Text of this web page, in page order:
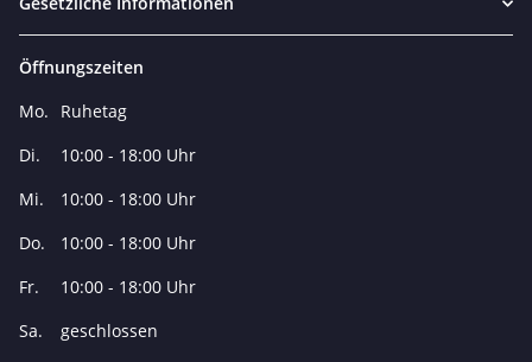
Öffnungszeiten
Mo.
Ruhetag
Di.
10:00 - 18:00 Uhr
Mi.
10:00 - 18:00 Uhr
Do.
10:00 - 18:00 Uhr
Fr.
10:00 - 18:00 Uhr
Sa.
geschlossen